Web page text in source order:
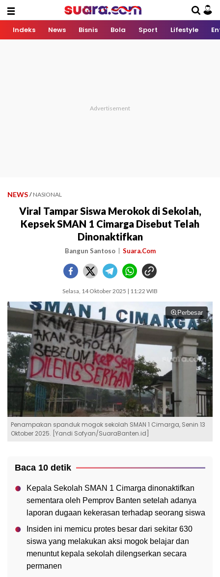
Indeks News Bisnis Bola Sport Lifestyle
NEWS / NASIONAL
Viral Tampar Siswa Merokok di Sekolah,
Kepsek SMAN 1 Cimarga Disebut Telah
Dinonaktifkan
Bangun Santoso Suara.Com
Selasa, 14 Oktober 2025 | 11:22 WIB
Perbesar
Penampakan spanduk mogok sekolah SMAN 1 Cimarga, Senin 13
Oktober 2025. [Yandi Sofyan/SuaraBanten.id]
Baca 10 detik
Kepala Sekolah SMAN 1 Cimarga dinonaktifkan
sementara oleh Pemprov Banten setelah adanya
laporan dugaan kekerasan terhadap seorang siswa
Insiden ini memicu protes besar dari sekitar 630
siswa yang melakukan aksi mogok belajar dan
menuntut kepala sekolah dilengserkan secara
permanen